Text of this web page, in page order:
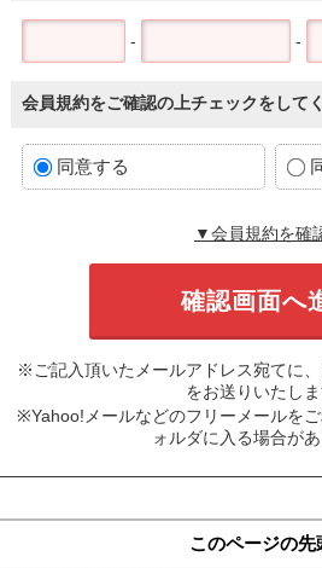
- -
会員規約をご確認の上チェックをして
同意する
▼会員規約を確
※ご記入頂いたメールアドレス宛てに
をお送りいたしま
※Yahoo!メールなどのフリーメールを
ォルダに入る場合があ
このページの先